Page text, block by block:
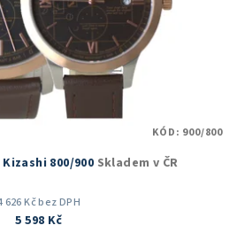
800/900 Skladem v ČR
626 Kč bez DPH
5 598 Kč
KÓD: 900/800